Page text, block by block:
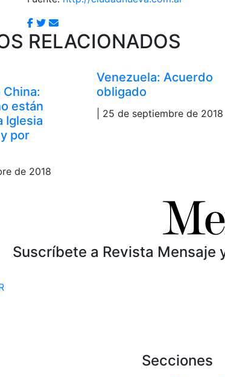
RELACIONADOS
están
Iglesia
por
de 2018
Venezuela: Acuerdo
obligado
| 25 de septiembre de 2018
Suscríbete a Revista
Secciones